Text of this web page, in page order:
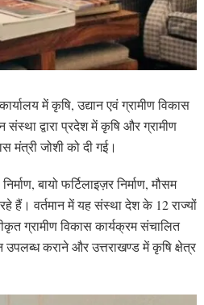
में कृषि, उद्यान एवं ग्रामीण विकास
द्वारा प्रदेश में कृषि और ग्रामीण
मंत्री जोशी को दी गई।
बायो फर्टिलाइज़र निर्माण, मौसम
हैं। वर्तमान में यह संस्था देश के 12 राज्यों
ग्रामीण विकास कार्यक्रम संचालित
उपलब्ध कराने और उत्तराखण्ड में कृषि क्षेत्र